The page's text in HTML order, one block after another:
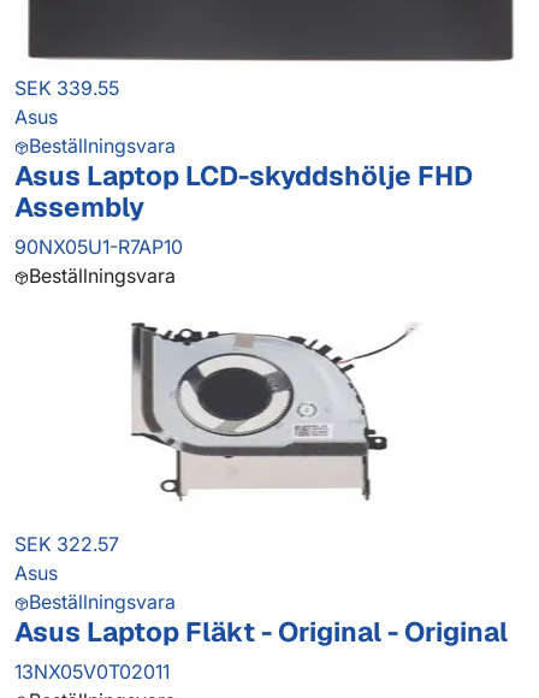
SEK 339.55
Asus
Beställningsvara
Asus Laptop LCD-skyddshölje FHD
Assembly
90NX05U1-R7AP10
Beställningsvara
SEK 322.57
Asus
Beställningsvara
Asus Laptop Fläkt - Original - Original
13NX05V0T02011